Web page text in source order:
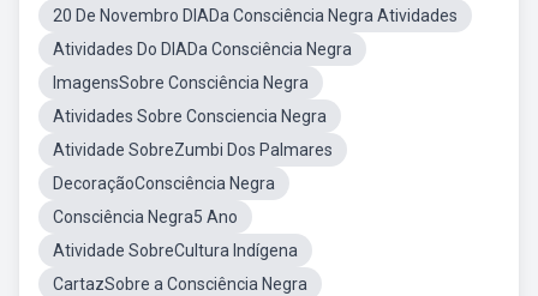
20 De Novembro DIADa Consciência Negra Atividades
Atividades Do DIADa Consciência Negra
ImagensSobre Consciência Negra
Atividades Sobre Consciencia Negra
Atividade SobreZumbi Dos Palmares
DecoraçãoConsciência Negra
Consciência Negra5 Ano
Atividade SobreCultura Indígena
CartazSobre a Consciência Negra